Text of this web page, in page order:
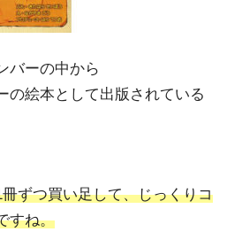
バーの中から
の絵本として出版されている
ずつ買い足して、じっくりコ
すね。